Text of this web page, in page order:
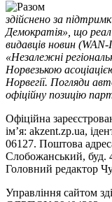
здійснено за
Демократія», що
видавців новин
«Незалежні
Норвезькою
Норвегії. Погляди
офіційну позицію
Офіційна
ім’я: akzent.zp.ua,
06127. Поштова
Слобожанський, буд.
Головний редактор
Управління сайтом